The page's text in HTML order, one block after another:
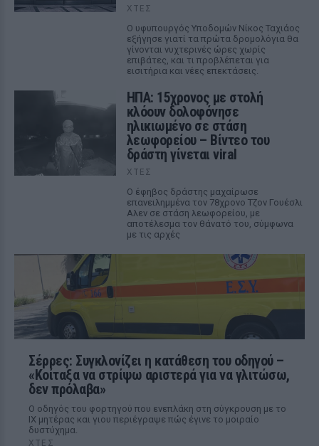
ΧΤΕΣ
Ο υφυπουργός Υποδομών Νίκος Ταχιάος
εξήγησε γιατί τα πρώτα δρομολόγια θα
γίνονται νυχτερινές ώρες χωρίς
επιβάτες, και τι προβλέπεται για
εισιτήρια και νέες επεκτάσεις.
ΗΠΑ: 15χρονος με στολή
κλόουν δολοφόνησε
ηλικιωμένο σε στάση
λεωφορείου – Βίντεο του
δράστη γίνεται viral
ΧΤΕΣ
Ο έφηβος δράστης μαχαίρωσε
επανειλημμένα τον 78χρονο Τζον Γουέσλι
Αλεν σε στάση λεωφορείου, με
αποτέλεσμα τον θάνατό του, σύμφωνα
με τις αρχές
Σέρρες: Συγκλονίζει η κατάθεση του οδηγού –
«Κοίταξα να στρίψω αριστερά για να γλιτώσω,
δεν πρόλαβα»
Ο οδηγός του φορτηγού που ενεπλάκη στη σύγκρουση με το
ΙΧ μητέρας και γιου περιέγραψε πώς έγινε το μοιραίο
δυστύχημα.
ΧΤΕΣ